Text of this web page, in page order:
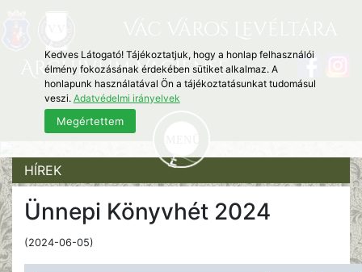
Archivum Vaciense
HÍREK
Ünnepi Könyvhét 2024
(2024-06-05)
Kedves Látogató! Tájékoztatjuk, hogy a honlap felhasználói
élmény fokozásának érdekében sütiket alkalmaz. A
honlapunk használatával Ön a tájékoztatásunkat tudomásul
veszi. Adatvédelmi irányelvek
Megértettem